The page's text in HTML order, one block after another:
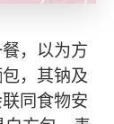
，以为方
，其钠及
同食物安